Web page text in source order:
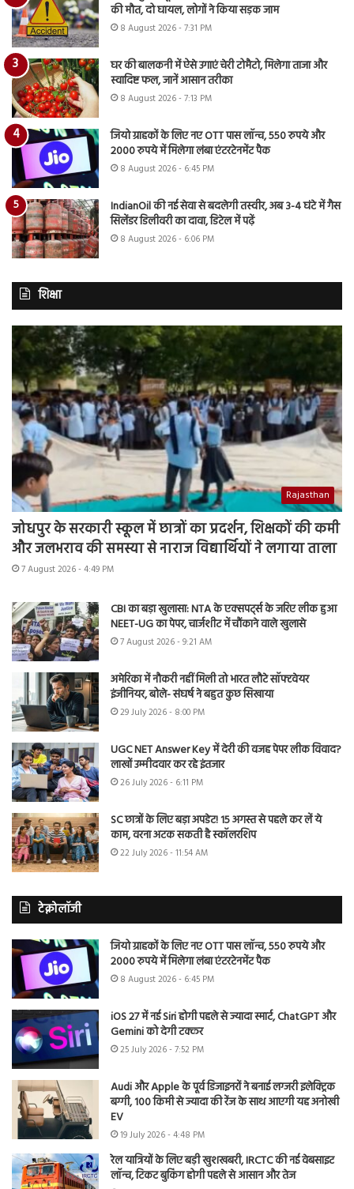
की मौत, दो घायल, लोगों ने किया सड़क जाम
8 August 2026 - 7:31 PM
घर की बालकनी में ऐसे उगाएं चेरी टोमैटो, मिलेगा ताजा और
स्वादिष्ट फल, जानें आसान तरीका
8 August 2026 - 7:13 PM
जियो ग्राहकों के लिए नए OTT पास लॉन्च, 550 रुपये और
2000 रुपये में मिलेगा लंबा एंटरटेनमेंट पैक
8 August 2026 - 6:45 PM
IndianOil की नई सेवा से बदलेगी तस्वीर, अब 3-4 घंटे में गैस
सिलेंडर डिलीवरी का दावा, डिटेल में पढ़ें
8 August 2026 - 6:06 PM
शिक्षा
Rajasthan
जोधपुर के सरकारी स्कूल में छात्रों का प्रदर्शन, शिक्षकों की कमी
और जलभराव की समस्या से नाराज विद्यार्थियों ने लगाया ताला
7 August 2026 - 4:49 PM
CBI का बड़ा खुलासा: NTA के एक्सपर्ट्स के जरिए लीक हुआ
NEET-UG का पेपर, चार्जशीट में चौंकाने वाले खुलासे
7 August 2026 - 9:21 AM
अमेरिका में नौकरी नहीं मिली तो भारत लौटे सॉफ्टवेयर
इंजीनियर, बोले- संघर्ष ने बहुत कुछ सिखाया
29 July 2026 - 8:00 PM
UGC NET Answer Key में देरी की वजह पेपर लीक विवाद?
लाखों उम्मीदवार कर रहे इंतजार
26 July 2026 - 6:11 PM
SC छात्रों के लिए बड़ा अपडेट! 15 अगस्त से पहले कर लें ये
काम, वरना अटक सकती है स्कॉलरशिप
22 July 2026 - 11:54 AM
टेक्नोलॉजी
जियो ग्राहकों के लिए नए OTT पास लॉन्च, 550 रुपये और
2000 रुपये में मिलेगा लंबा एंटरटेनमेंट पैक
8 August 2026 - 6:45 PM
iOS 27 में नई Siri होगी पहले से ज्यादा स्मार्ट, ChatGPT और
Gemini को देगी टक्कर
25 July 2026 - 7:52 PM
Audi और Apple के पूर्व डिजाइनरों ने बनाई लग्जरी इलेक्ट्रिक
बग्गी, 100 किमी से ज्यादा की रेंज के साथ आएगी यह अनोखी
EV
19 July 2026 - 4:48 PM
रेल यात्रियों के लिए बड़ी खुशखबरी, IRCTC की नई वेबसाइट
लॉन्च, टिकट बुकिंग होगी पहले से आसान और तेज